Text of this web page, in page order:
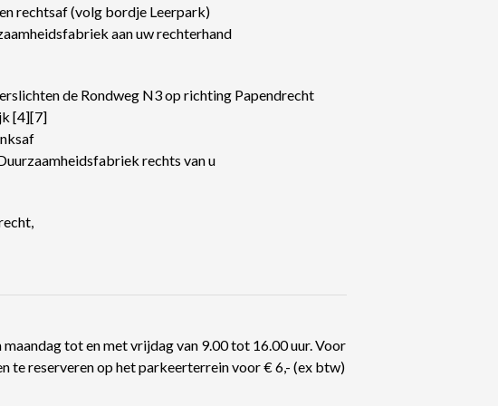
rechtsaf (volg bordje Leerpark)
aan uw rechterhand
de Rondweg N3 op richting Papendrecht
[4][7]
rechts van u
tot en met vrijdag van 9.00 tot 16.00 uur. Voor
te reserveren op het parkeerterrein voor € 6,- (ex btw)